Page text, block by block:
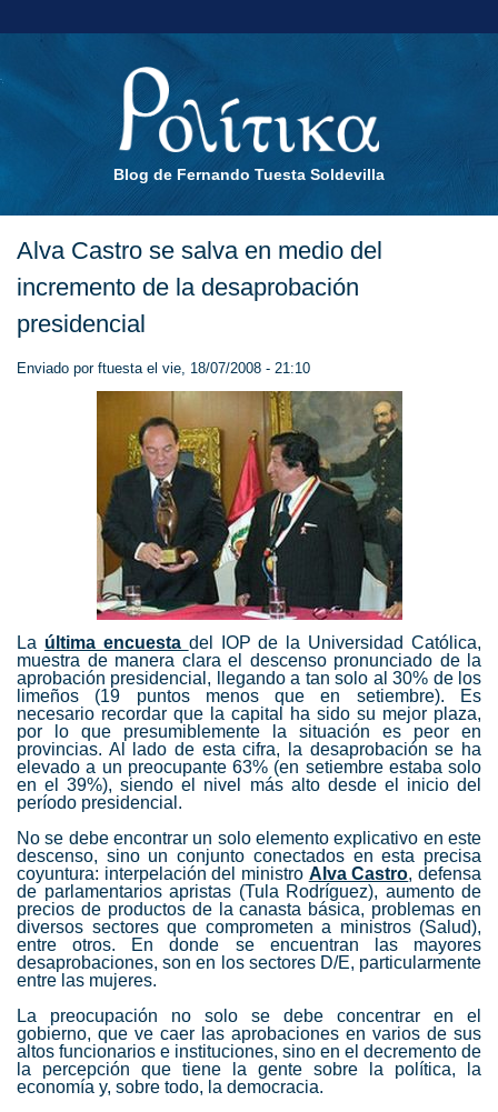
Blog de Fernando Tuesta Soldevilla
Alva Castro se salva en medio del
incremento de la desaprobación
presidencial
Enviado por ftuestael vie, 18/07/2008 - 21:10
La última encuesta del IOP de la Universidad Católica,
muestra de manera clara el descenso pronunciado de la
aprobación presidencial, llegando a tan solo al 30% de los
limeños (19 puntos menos que en setiembre). Es
necesario recordar que la capital ha sido su mejor plaza,
por lo que presumiblemente la situación es peor en
provincias. Al lado de esta cifra, la desaprobación se ha
elevado a un preocupante 63% (en setiembre estaba solo
en el 39%), siendo el nivel más alto desde el inicio del
período presidencial.
No se debe encontrar un solo elemento explicativo en este
descenso, sino un conjunto conectados en esta precisa
coyuntura: interpelación del ministro Alva Castro, defensa
de parlamentarios apristas (Tula Rodríguez), aumento de
precios de productos de la canasta básica, problemas en
diversos sectores que comprometen a ministros (Salud),
entre otros. En donde se encuentran las mayores
desaprobaciones, son en los sectores D/E, particularmente
entre las mujeres.
La preocupación no solo se debe concentrar en el
gobierno, que ve caer las aprobaciones en varios de sus
altos funcionarios e instituciones, sino en el decremento de
la percepción que tiene la gente sobre la política, la
economía y, sobre todo, la democracia.